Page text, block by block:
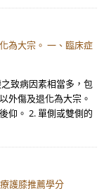
為大宗。 一、臨床症
致病因素相當多，包
外傷及退化為大宗。
仰。 2. 單側或雙側的
護膝推薦學分